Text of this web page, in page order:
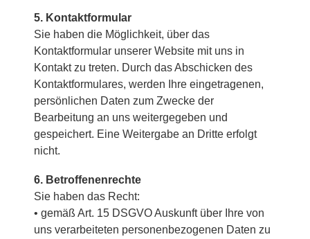
5. Kontaktformular
Sie haben die Möglichkeit, über das
Kontaktformular unserer Website mit uns in
Kontakt zu treten. Durch das Abschicken des
Kontaktformulares, werden Ihre eingetragenen,
persönlichen Daten zum Zwecke der
Bearbeitung an uns weitergegeben und
gespeichert. Eine Weitergabe an Dritte erfolgt
nicht.
6. Betroffenenrechte
Sie haben das Recht:
• gemäß Art. 15 DSGVO Auskunft über Ihre von
uns verarbeiteten personenbezogenen Daten zu